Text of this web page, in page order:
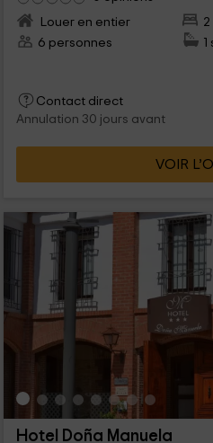
Louer en entier
6 personnes
1
Contact direct
Annulation 30 jours avant
VOIR
Hotel Doña Manuela